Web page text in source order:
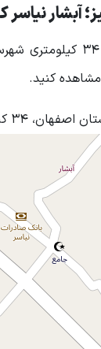
آبشار
مشاهده کنید.
شهرستان کاشان، شهر نیاسر، محله سرکمر